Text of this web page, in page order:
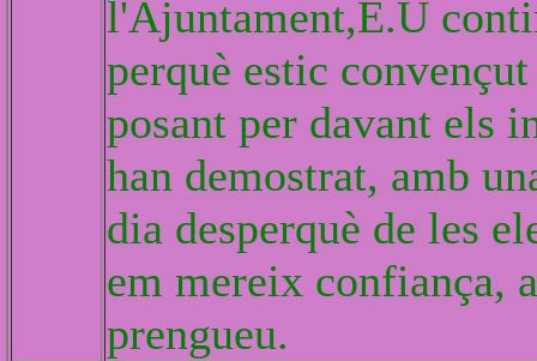
l'Ajuntament,E.U
perquè estic
posant per davant els
han demostrat, amb
dia desperquè de les
em mereix confiança,
prengueu.